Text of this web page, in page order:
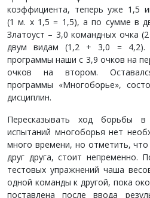
коэффициента, теперь уже 1,5
(1 м. х 1,5 = 1,5), а по сумме в
Златоуст – 3,0 командных очка
двум видам (1,2 + 3,0 = 4,2).
программы наши с 3,9 очков на
очков на втором.
программы «Многоборье»,
дисциплин.
Пересказывать ход борьбы
испытаний многоборья нет
много времени, но отметить,
друг друга, стоит непременно.
тестовых упражнений чаша
одной команды к другой, пока
поставлена после ввода